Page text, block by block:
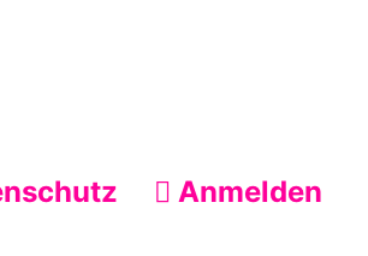
Anmelden